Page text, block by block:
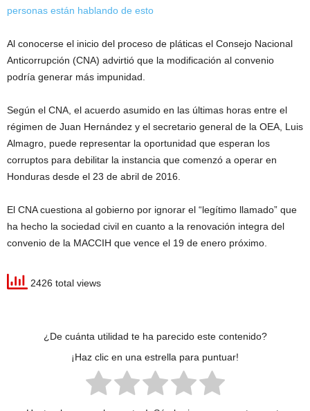
personas están hablando de esto
Al conocerse el inicio del proceso de pláticas el Consejo Nacional
Anticorrupción (CNA) advirtió que la modificación al convenio
podría generar más impunidad.
Según el CNA, el acuerdo asumido en las últimas horas entre el
régimen de Juan Hernández y el secretario general de la OEA, Luis
Almagro, puede representar la oportunidad que esperan los
corruptos para debilitar la instancia que comenzó a operar en
Honduras desde el 23 de abril de 2016.
El CNA cuestiona al gobierno por ignorar el “legítimo llamado” que
ha hecho la sociedad civil en cuanto a la renovación integra del
convenio de la MACCIH que vence el 19 de enero próximo.
2426 total views
¿De cuánta utilidad te ha parecido este contenido?
¡Haz clic en una estrella para puntuar!